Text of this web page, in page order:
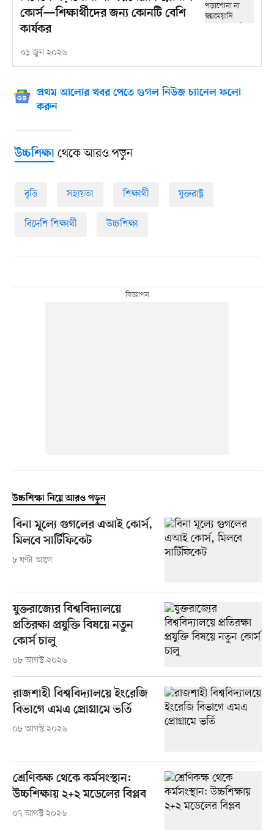
কোর্স—শিক্ষার্থীদের জন্য কোনটি বেশি
কার্যকর
০১ জুন ২০২৬
প্রথম আলোর খবর পেতে গুগল নিউজ চ্যানেল ফলো
করুন
উচ্চশিক্ষাথেকে আরও পড়ুন
বৃত্তি সহায়তা শিক্ষার্থী যুক্তরাষ্ট্র
বিদেশি শিক্ষার্থী উচ্চশিক্ষা
উচ্চশিক্ষা নিয়ে আরও পড়ুন
বিনা মূল্যে গুগলের এআই কোর্স,
মিলবে সার্টিফিকেট
৮ ঘণ্টা আগে
যুক্তরাজ্যের বিশ্ববিদ্যালয়ে
প্রতিরক্ষা প্রযুক্তি বিষয়ে নতুন
কোর্স চালু
০৮ আগস্ট ২০২৬
রাজশাহী বিশ্ববিদ্যালয়ে ইংরেজি
বিভাগে এমএ প্রোগ্রামে ভর্তি
০৮ আগস্ট ২০২৬
শ্রেণিকক্ষ থেকে কর্মসংস্থান:
উচ্চশিক্ষায় ২+২ মডেলের বিপ্লব
০৭ আগস্ট ২০২৬